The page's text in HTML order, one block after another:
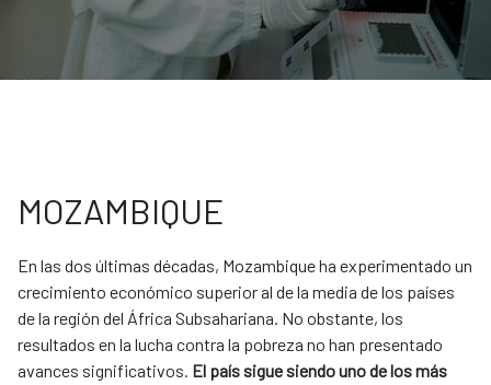
MOZAMBIQUE
En las dos últimas décadas, Mozambique ha experimentado un
crecimiento económico superior al de la media de los países
de la región del África Subsahariana. No obstante, los
resultados en la lucha contra la pobreza no han presentado
avances significativos. El país sigue siendo uno de los más